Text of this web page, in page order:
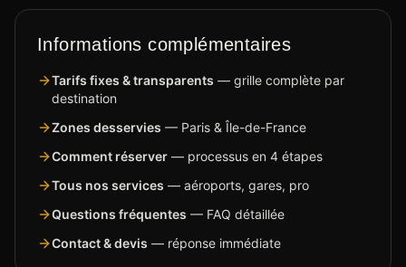
Informations complémentaires
Tarifs fixes & transparents — grille complète par
destination
Zones desservies — Paris & Île-de-France
Comment réserver — processus en 4 étapes
Tous nos services — aéroports, gares, pro
Questions fréquentes — FAQ détaillée
Contact & devis — réponse immédiate